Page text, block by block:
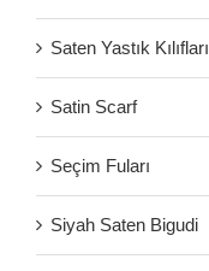
Saten Yastık Kılıfları
Satin Scarf
Seçim Fuları
Siyah Saten Bigudi